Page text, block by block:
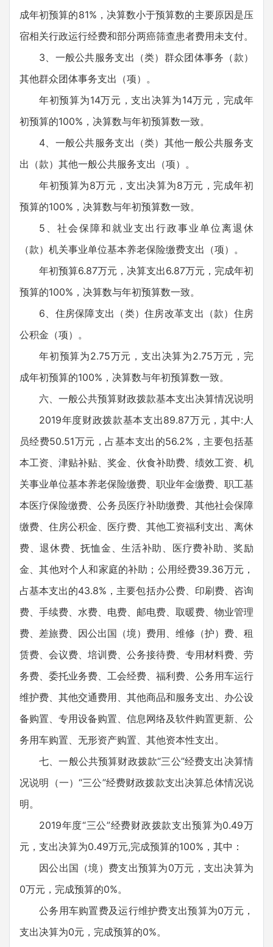
成年初预算的81%，决算数小于预算数的主要原因是压
宿相关行政运行经费和部分两癌筛查患者费用未支付。
3、一般公共服务支出（类）群众团体事务（款）
其他群众团体事务支出（项）。
年初预算为14万元，支出决算为14万元，完成年
初预算的100%，决算数与年初预算数一致。
4、一般公共服务支出（类）其他一般公共服务支
出（款）其他一般公共服务支出（项）。
年初预算为8万元，支出决算为8万元，完成年初
预算的100%，决算数与年初预算数一致。
5、社会保障和就业支出行政事业单位离退休
（款）机关事业单位基本养老保险缴费支出（项）。
年初预算6.87万元，决算支出6.87万元，完成年初
预算的100%，决算数与年初预算数一致。
6、住房保障支出（类）住房改革支出（款）住房
公积金（项）。
年初预算为2.75万元，支出决算为2.75万元，完
成年初预算的100%，决算数与年初预算数一致。
六、一般公共预算财政拨款基本支出决算情况说明
2019年度财政拨款基本支出89.87万元，其中:人
员经费50.51万元，占基本支出的56.2%，主要包括基
本工资、津贴补贴、奖金、伙食补助费、绩效工资、机
关事业单位基本养老保险缴费、职业年金缴费、职工基
本医疗保险缴费、公务员医疗补助缴费、其他社会保障
缴费、住房公积金、医疗费、其他工资福利支出、离休
费、退休费、抚恤金、生活补助、医疗费补助、奖励
金、其他对个人和家庭的补助；公用经费39.36万元，
占基本支出的43.8%，主要包括办公费、印刷费、咨询
费、手续费、水费、电费、邮电费、取暖费、物业管理
费、差旅费、因公出国（境）费用、维修（护）费、租
赁费、会议费、培训费、公务接待费、专用材料费、劳
务费、委托业务费、工会经费、福利费、公务用车运行
维护费、其他交通费用、其他商品和服务支出、办公设
备购置、专用设备购置、信息网络及软件购置更新、公
务用车购置、无形资产购置、其他资本性支出。
七、一般公共预算财政拨款“三公”经费支出决算情
况说明（一）“三公”经费财政拨款支出决算总体情况说
明。
2019年度“三公”经费财政拨款支出预算为0.49万
元，支出决算为0.49万元,完成预算的100%，其中：
因公出国（境）费支出预算为0万元，支出决算为
0万元，完成预算的0%。
公务用车购置费及运行维护费支出预算为0万元，
支出决算为0元，完成预算的0%。